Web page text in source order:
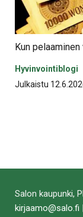
Kun
Hyvinvointiblogi
Julkaistu
Salon kaupunki,
kirjaamo@salo.fi